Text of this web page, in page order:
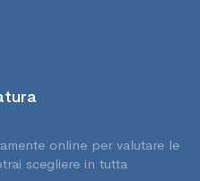
online per valutare le
scegliere in tutta